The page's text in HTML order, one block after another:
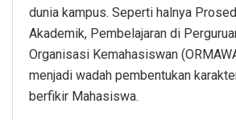
dunia kampus. Seperti halnya
Akademik, Pembelajaran di
Organisasi Kemahasiswan
menjadi wadah pembentukan
berfikir Mahasiswa.